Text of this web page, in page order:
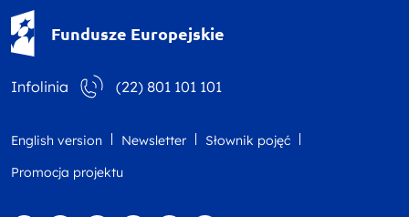
Fundusze Europejskie
Infolinia (22) 801 101 101
English version Newsletter
Słownik pojęć
Promocja projektu